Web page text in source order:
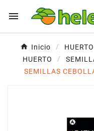

Inicio HUERTO
HUERTO
SEMILLAS